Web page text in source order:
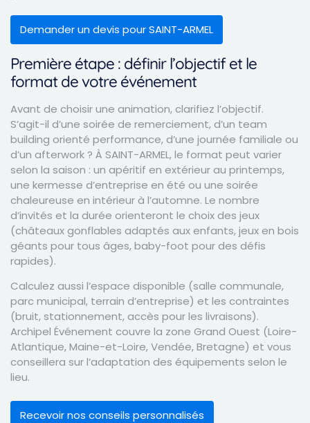
Demander un devis pour SAINT-ARMEL
Première étape : définir l’objectif et le
format de votre événement
Avant de choisir une animation, clarifiez l’objectif.
S’agit-il d’une soirée de remerciement, d’un team
building orienté performance, d’une journée familiale ou
d’un afterwork ? À SAINT-ARMEL, le format peut varier
selon la saison : un apéritif en extérieur au printemps,
une kermesse d’entreprise en été ou une soirée
chaleureuse en intérieur à l’automne. Le nombre
d’invités et la durée orienteront le choix des jeux
(châteaux gonflables adaptés aux enfants, jeux en bois
géants pour tous âges, baby-foot pour des défis
rapides).
Calculez aussi l’espace disponible (salle communale,
parc municipal, terrain d’entreprise) et les contraintes
(bruit, stationnement, accès pour les livraisons).
Archipel Événement couvre la zone Grand Ouest (Loire-
Atlantique, Maine-et-Loire, Vendée, Bretagne) et vous
conseillera sur l’adaptation des équipements selon le
lieu.
Recevoir nos conseils personnalisés